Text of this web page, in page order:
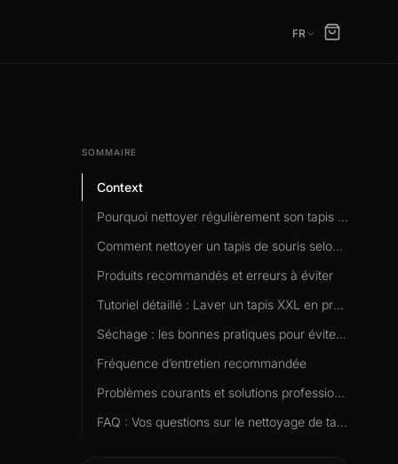
FR
SOMMAIRE
Context
Pourquoi nettoyer régulièrement son tapis de souris ?
Comment nettoyer un tapis de souris selon le matériau ?
Produits recommandés et erreurs à éviter
Tutoriel détaillé : Laver un tapis XXL en profondeur
Séchage : les bonnes pratiques pour éviter les déformations
Fréquence d’entretien recommandée
Problèmes courants et solutions professionnelles
FAQ : Vos questions sur le nettoyage de tapis de souris